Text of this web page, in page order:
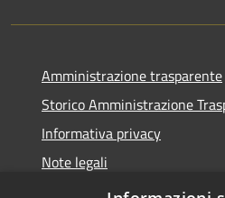
Amministrazione trasparente
Storico Amministrazione
Informativa privacy
Note legali
Dichiarazione di accessibilità